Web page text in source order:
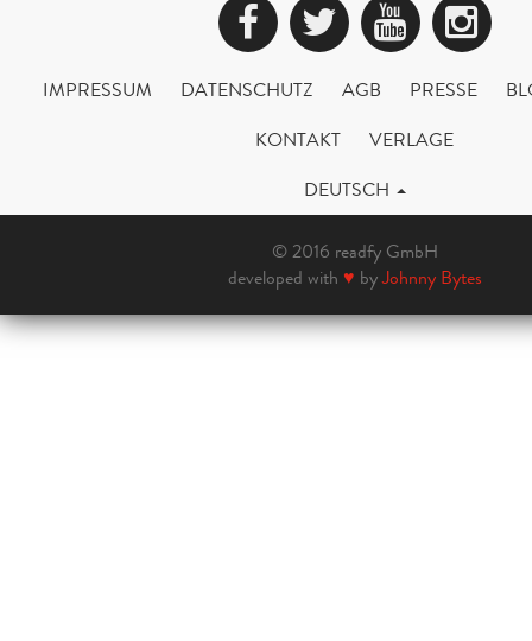
Facebook
Twitter
IMPRESSUM DATENSCHUTZ AGB PRESSE
KONTAKT
VERLAGE
DEUTSCH
© 2016 readfy GmbH
developed with ♥ byJohnny Bytes